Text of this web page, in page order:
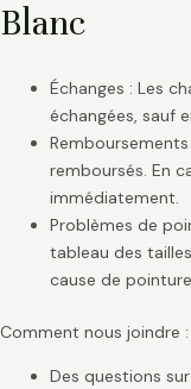
Blanc
Échanges : Les
échangées, sauf
remboursés. En
immédiatement.
Problèmes de
tableau des
cause de
Comment nous joindre :
Des questions